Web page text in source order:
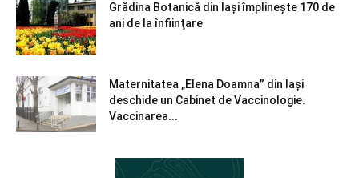
Grădina Botanică din Iaşi împlineşte 170 de
ani de la înfiinţare
Maternitatea „Elena Doamna” din Iași
deschide un Cabinet de Vaccinologie.
Vaccinarea...